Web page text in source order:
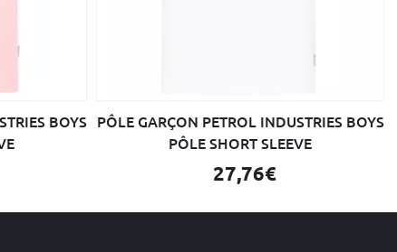
BOYS PÔLE GARÇON PETROL INDUSTRIES BOYS
PÔLE SHORT SLEEVE
27,76€